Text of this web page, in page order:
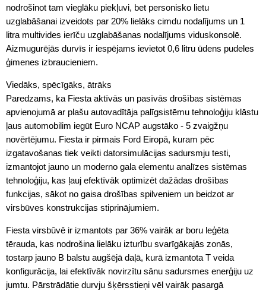
nodrošinot tam vieglāku piekļuvi, bet personisko lietu
uzglabāšanai izveidots par 20% lielāks cimdu nodalījums un 1
litra multivides ierīču uzglabāšanas nodalījums viduskonsolē.
Aizmugurējās durvīs ir iespējams ievietot 0,6 litru ūdens pudeles
ģimenes izbraucieniem.
Viedāks, spēcīgāks, ātrāks
Paredzams, ka Fiesta aktīvās un pasīvās drošības sistēmas
apvienojumā ar plašu autovadītāja palīgsistēmu tehnoloģiju klāstu
ļaus automobilim iegūt Euro NCAP augstāko - 5 zvaigžņu
novērtējumu. Fiesta ir pirmais Ford Eiropā, kuram pēc
izgatavošanas tiek veikti datorsimulācijas sadursmju testi,
izmantojot jauno un moderno gala elementu analīzes sistēmas
tehnoloģiju, kas ļauj efektīvāk optimizēt dažādas drošības
funkcijas, sākot no gaisa drošības spilveniem un beidzot ar
virsbūves konstrukcijas stiprinājumiem.
Fiesta virsbūvē ir izmantots par 36% vairāk ar boru leģēta
tērauda, kas nodrošina lielāku izturību svarīgākajās zonās,
tostarp jauno B balstu augšējā daļā, kurā izmantota T veida
konfigurācija, lai efektīvāk novirzītu sānu sadursmes enerģiju uz
jumtu. Pārstrādātie durvju šķērsstieņi vēl vairāk pasargā